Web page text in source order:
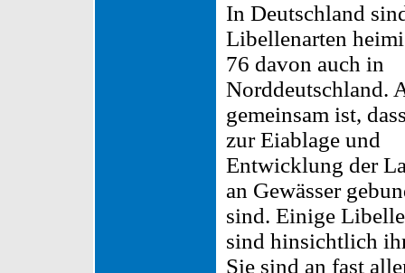
In Deutschland
Libellenarten
76 davon auch in
Norddeutschland.
gemeinsam ist,
zur Eiablage und
Entwicklung der
an Gewässer
sind. Einige
sind hinsichtlich
Sie sind an fast